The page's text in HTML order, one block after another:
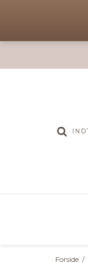
Forside /